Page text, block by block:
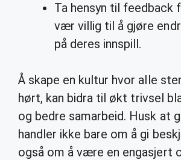
Ta hensyn til feedback
vær villig til å gjøre
på deres innspill.
Å skape en kultur hvor alle
hørt, kan bidra til økt trivsel
og bedre samarbeid. Husk at
handler ikke bare om å gi
også om å være en engasjert